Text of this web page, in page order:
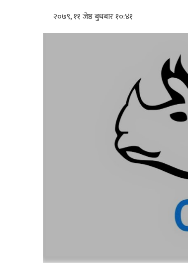
२०७९, ११ जेष्ठ बुधबार १०:४१